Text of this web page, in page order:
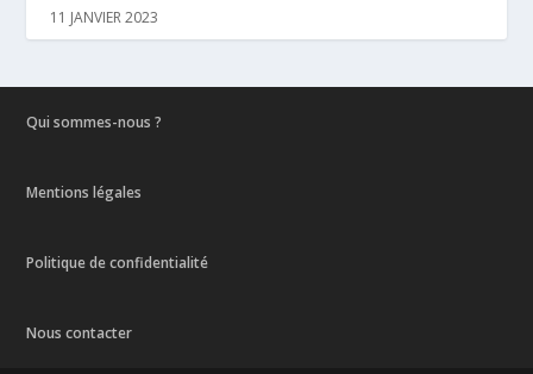
11 JANVIER 2023
Qui sommes-nous ?
Mentions légales
Politique de confidentialité
Nous contacter